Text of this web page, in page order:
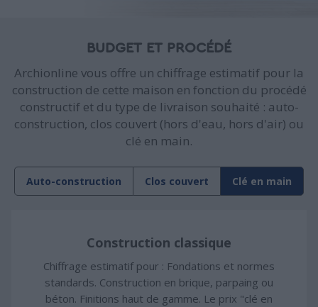
BUDGET ET PROCÉDÉ
Archionline vous offre un chiffrage estimatif pour la
construction de cette maison en fonction du procédé
constructif et du type de livraison souhaité : auto-
construction, clos couvert (hors d'eau, hors d'air) ou
clé en main.
Auto-construction Clos couvert Clé en main
Construction classique
Chiffrage estimatif pour : Fondations et normes
standards. Construction en brique, parpaing ou
béton. Finitions haut de gamme. Le prix "clé en